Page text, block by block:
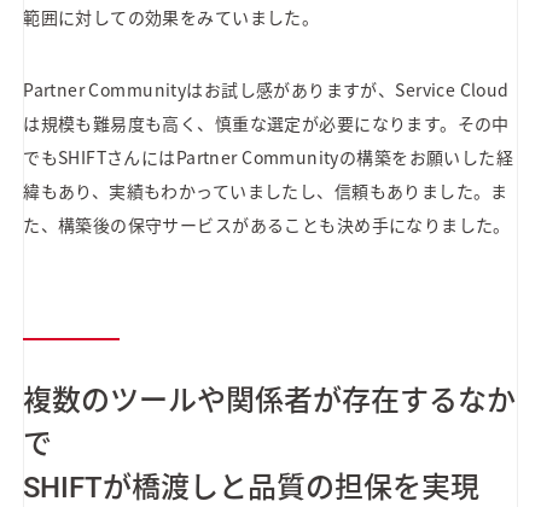
範囲に対しての効果をみていました。
Partner Communityはお試し感がありますが、Service Cloud
は規模も難易度も高く、慎重な選定が必要になります。その中
でもSHIFTさんにはPartner Communityの構築をお願いした経
緯もあり、実績もわかっていましたし、信頼もありました。ま
た、構築後の保守サービスがあることも決め手になりました。
複数のツールや関係者が存在するなか
で
SHIFTが橋渡しと品質の担保を実現